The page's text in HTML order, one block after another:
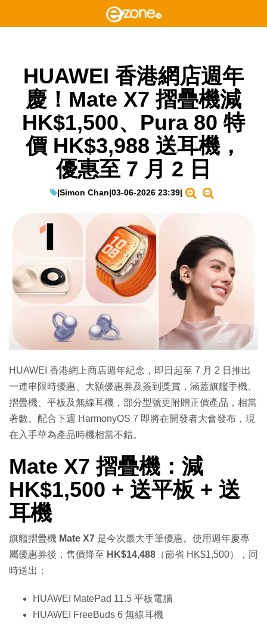
HUAWEI 香港網店週年
慶！Mate X7 摺疊機減
HK$1,500、Pura 80 特
價 HK$3,988 送耳機，
優惠至 7 月 2 日
|Simon Chan|03-06-2026 23:39|
HUAWEI 香港網上商店週年紀念，即日起至 7 月 2 日推出
一連串限時優惠、大額優惠券及簽到獎賞，涵蓋旗艦手機、
摺疊機、平板及無線耳機，部分型號更附贈正價產品，相當
著數。配合下週 HarmonyOS 7 即將在開發者大會發布，現
在入手華為產品時機相當不錯。
Mate X7 摺疊機：減
HK$1,500 + 送平板 + 送
耳機
旗艦摺疊機 Mate X7 是今次最大手筆優惠。使用週年慶專
屬優惠券後，售價降至 HK$14,488 （節省 HK$1,500），同
時送出：
HUAWEI MatePad 11.5 平板電腦
HUAWEI FreeBuds 6 無線耳機